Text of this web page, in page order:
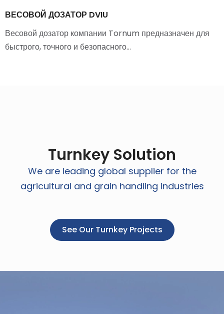
ВЕСОВОЙ ДОЗАТОР DVIU
Весовой дозатор компании Tornum предназначен для
быстрого, точного и безопасного…
Turnkey Solution
We are leading global supplier for the
agricultural and grain handling industries
See Our Turnkey Projects